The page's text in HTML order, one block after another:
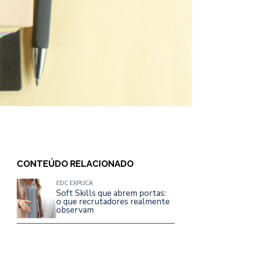
CONTEÚDO RELACIONADO
EDC EXPLICA
Soft Skills que abrem portas:
o que recrutadores realmente
observam